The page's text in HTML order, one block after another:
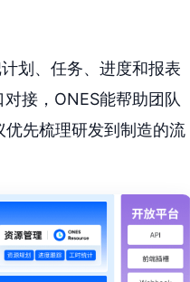
划、任务、进度和报表
接，ONES能帮助团队
先梳理研发到制造的流